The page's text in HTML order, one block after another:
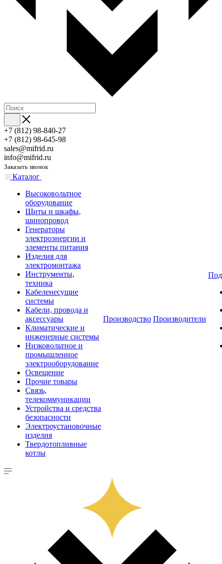
+7 (812) 98-840-27
+7 (812) 98-645-98
sales@mifrid.ru
info@mifrid.ru
Заказать звонок
Каталог
Высоковольтное
оборудование
Щиты и шкафы,
шинопровод
Генераторы
электроэнергии и
элементы питания
Изделия для
электромонтажа
Инструменты,
техника
Кабеленесущие
системы
Кабели, провода и
аксессуары
Климатические и
инженерные системы
Низковольтное и
промышленное
электрооборудование
Освещение
Прочие товары
Связь,
телекоммуникации
Устройства и средства
безопасности
Электроустановочные
изделия
Твердотопливные
котлы
Производство Производители